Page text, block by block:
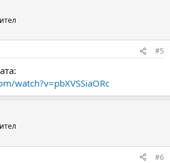
#5
watch?v=pbXVSSiaORc
#6